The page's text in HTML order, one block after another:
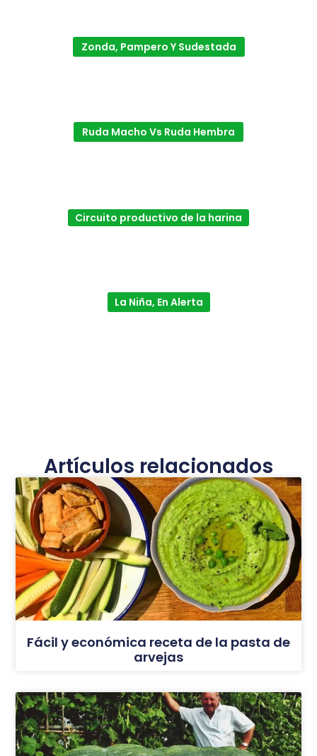
Zonda, Pampero Y Sudestada
Ruda Macho Vs Ruda Hembra
Circuito productivo de la harina
La Niña, En Alerta
Artículos relacionados
Fácil y económica receta de la pasta de
arvejas